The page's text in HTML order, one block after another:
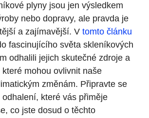
plyny jsou jen výsledkem
nebo dopravy, ale pravda je
a zajímavější. V tomto článku
fascinujícího světa skleníkových
odhalili jejich skutečné zdroje a
které mohou ovlivnit naše
změnám. Připravte se
odhalení, které vás přiměje
co jste dosud o těchto